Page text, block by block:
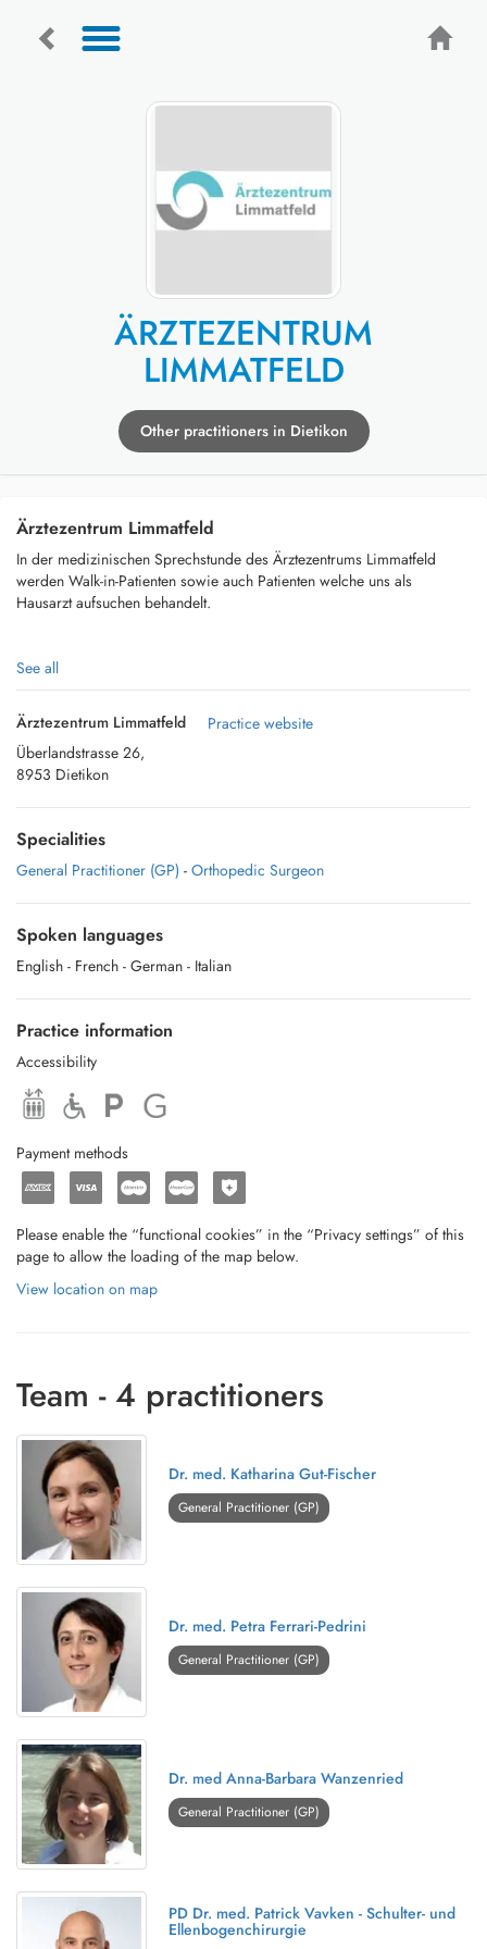
ÄRZTEZENTRUM
LIMMATFELD
Other practitioners in Dietikon
Ärztezentrum Limmatfeld
In der medizinischen Sprechstunde des Ärztezentrums Limmatfeld
werden Walk-in-Patienten sowie auch Patienten welche uns als
Hausarzt aufsuchen behandelt.
Im Rahmen der medizinischen Sprechstunde bieten wir Ihnen ein
breites medizinisches Leistungsangebot im Bereich der Allgemein- und
Hausarztmedizin an – bei Bedarf mit raschem Einbezug von
Spezialisten.
Wir bieten Ihnen unter anderen nachfolgendes Leistungsangebot:
- Blut- und Urinuntersuchungen in eigenem Labor
- Elektrokardiogramm
- Infusionen
- Prävention- und Gesundheitsberatung
- Strassenverkehrsamtsuntersuchungen Stufe I (Senioren)
- Impfungen und reisemedizinische Beratungen
- Lungenfunktionsprüfungen
See all
Ärztezentrum Limmatfeld
Überlandstrasse 26,
8953 Dietikon
Practice website
Specialities
General Practitioner (GP) - Orthopedic Surgeon
Spoken languages
English - French - German - Italian
Practice information
Accessibility
Payment methods
Please enable the “functional cookies” in the “Privacy settings” of this
page to allow the loading of the map below.
View location on map
Team - 4 practitioners
Dr. med. Katharina Gut-Fischer
General Practitioner (GP)
Dr. med. Petra Ferrari-Pedrini
General Practitioner (GP)
Dr. med Anna-Barbara Wanzenried
General Practitioner (GP)
PD Dr. med. Patrick Vavken - Schulter- und
Ellenbogenchirurgie